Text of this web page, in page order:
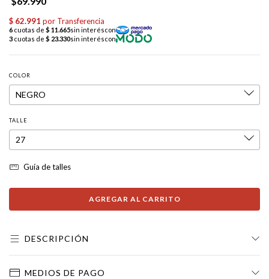
COLOR
TALLE
Guía de talles
DESCRIPCIÓN
MEDIOS DE PAGO